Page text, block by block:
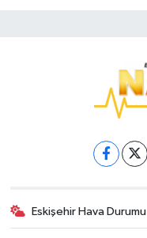
Eskişehir Hava Durumu